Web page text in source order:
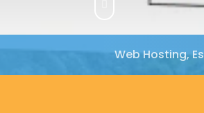
Web Hosting,